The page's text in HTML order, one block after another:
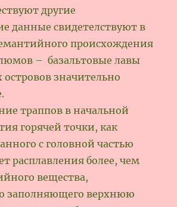
другие
данные свидетелствуют в
происхождения
– базальтовые лавы
островов значительно
траппов в начальной
горячей точки, как
с головной частью
расплавления более, чем
вещества,
заполняющего верхнюю